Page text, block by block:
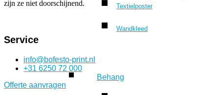
Textielposter
Wandkleed
Behang
zijn ze niet doorschijnend.
Service
info@bofesto-print.nl
+31 6250 72 000
Offerte aanvragen